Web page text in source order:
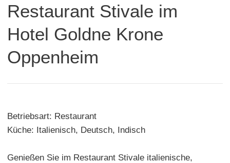
Restaurant Stivale im
Hotel Goldne Krone
Oppenheim
Betriebsart: Restaurant
Küche: Italienisch, Deutsch, Indisch
Genießen Sie im Restaurant Stivale italienische,